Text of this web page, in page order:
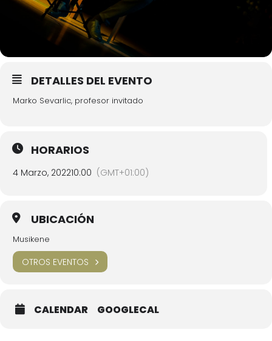
DETALLES DEL EVENTO
Marko Sevarlic, profesor invitado
HORARIOS
4 Marzo, 202210:00 (GMT+01:00)
UBICACIÓN
Musikene
OTROS EVENTOS
CALENDAR GOOGLECAL